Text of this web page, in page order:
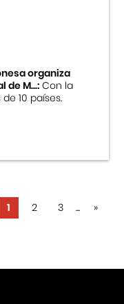
organiza
de M...:Con la
10 países.
1 2 3 ... »